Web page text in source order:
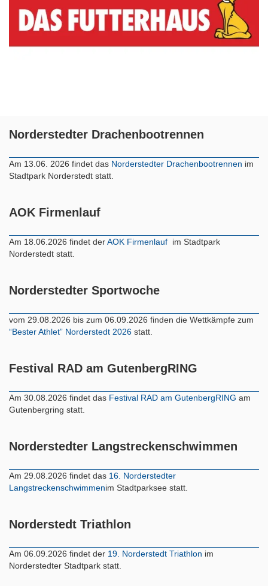
Norderstedter Drachenbootrennen
Am 13.06. 2026 findet das Norderstedter Drachenbootrennen im
Stadtpark Norderstedt statt.
AOK Firmenlauf
Am 18.06.2026 findet derAOK Firmenlauf im Stadtpark
Norderstedt statt.
Norderstedter Sportwoche
vom 29.08.2026 bis zum 06.09.2026 finden die Wettkämpfe zum
“Bester Athlet” Norderstedt 2026 statt.
Festival RAD am GutenbergRING
Am 30.08.2026 findet das Festival RAD am GutenbergRING am
Gutenbergring statt.
Norderstedter Langstreckenschwimmen
Am 29.08.2026 findet das 16. Norderstedter
Langstreckenschwimmenim Stadtparksee statt.
Norderstedt Triathlon
Am 06.09.2026 findet der 19. Norderstedt Triathlon im
Norderstedter Stadtpark statt.